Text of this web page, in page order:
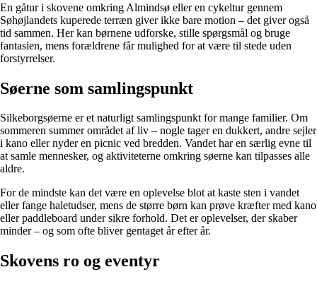
En gåtur i skovene omkring Almindsø eller en cykeltur gennem
Søhøjlandets kuperede terræn giver ikke bare motion – det giver også
tid sammen. Her kan børnene udforske, stille spørgsmål og bruge
fantasien, mens forældrene får mulighed for at være til stede uden
forstyrrelser.
Søerne som samlingspunkt
Silkeborgsøerne er et naturligt samlingspunkt for mange familier. Om
sommeren summer området af liv – nogle tager en dukkert, andre sejler
i kano eller nyder en picnic ved bredden. Vandet har en særlig evne til
at samle mennesker, og aktiviteterne omkring søerne kan tilpasses alle
aldre.
For de mindste kan det være en oplevelse blot at kaste sten i vandet
eller fange haletudser, mens de større børn kan prøve kræfter med kano
eller paddleboard under sikre forhold. Det er oplevelser, der skaber
minder – og som ofte bliver gentaget år efter år.
Skovens ro og eventyr